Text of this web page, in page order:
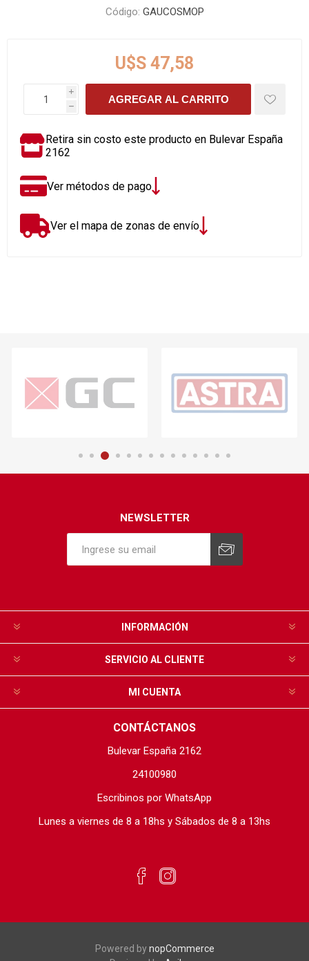
Código: GAUCOSMOP
U$S 47,58
i
h
AGREGAR AL CARRITO
Retira sin costo este producto en Bulevar España
2162
Ver métodos de pago
Ver el mapa de zonas de envío
NEWSLETTER
INFORMACIÓN
SERVICIO AL CLIENTE
MI CUENTA
CONTÁCTANOS
Bulevar España 2162
24100980
Escribinos por WhatsApp
Lunes a viernes de 8 a 18hs y Sábados de 8 a 13hs
Powered bynopCommerce